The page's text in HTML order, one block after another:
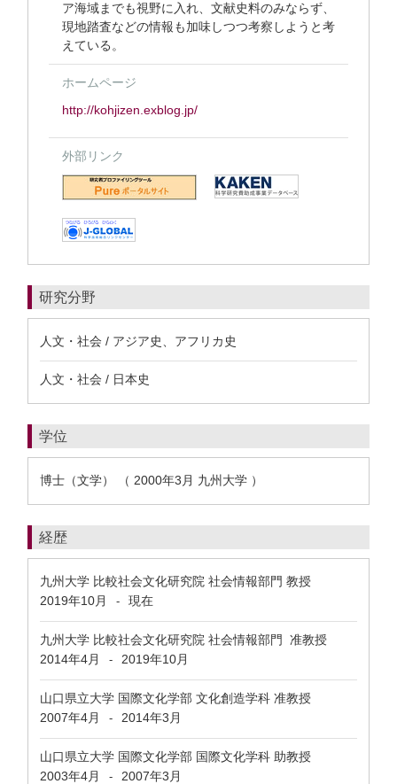
ア海域までも視野に入れ、文献史料のみならず、
現地踏査などの情報も加味しつつ考察しようと考
えている。
ホームページ
http://kohjizen.exblog.jp/
外部リンク
研究分野
人文・社会 / アジア史、アフリカ史
人文・社会 / 日本史
学位
博士（文学） （ 2000年3月 九州大学 ）
経歴
九州大学 比較社会文化研究院 社会情報部門 教授
2019年10月
- 現在
九州大学 比較社会文化研究院 社会情報部門 准教授
2014年4月
- 2019年10月
山口県立大学 国際文化学部 文化創造学科 准教授
2007年4月
- 2014年3月
山口県立大学 国際文化学部 国際文化学科 助教授
2003年4月
- 2007年3月